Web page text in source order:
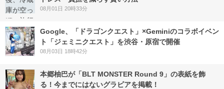
08月01日 20時33分
Google、「ドラゴンクエスト」×Geminiのコラボイベン
ト「ジェミニクエスト」を渋谷・原宿で開催
08月03日 18時42分
本郷柚巴が「BLT MONSTER Round 9」の表紙を飾
る！今までにはないグラビアを掲載！